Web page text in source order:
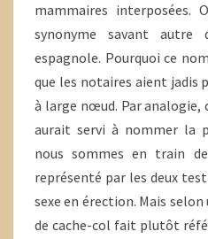
mammaires interposées.
synonyme savant
espagnole. Pourquoi ce
que les notaires aient jadis
à large nœud. Par
aurait servi à nommer la
nous sommes en train
représenté par les deux
sexe en érection. Mais
de cache-col fait plutôt